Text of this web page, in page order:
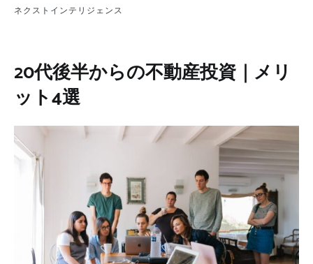
ネクストインテリジェンス
20代後半からの不動産投資｜メリ
ット4選